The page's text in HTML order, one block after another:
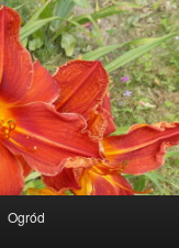
Ogród